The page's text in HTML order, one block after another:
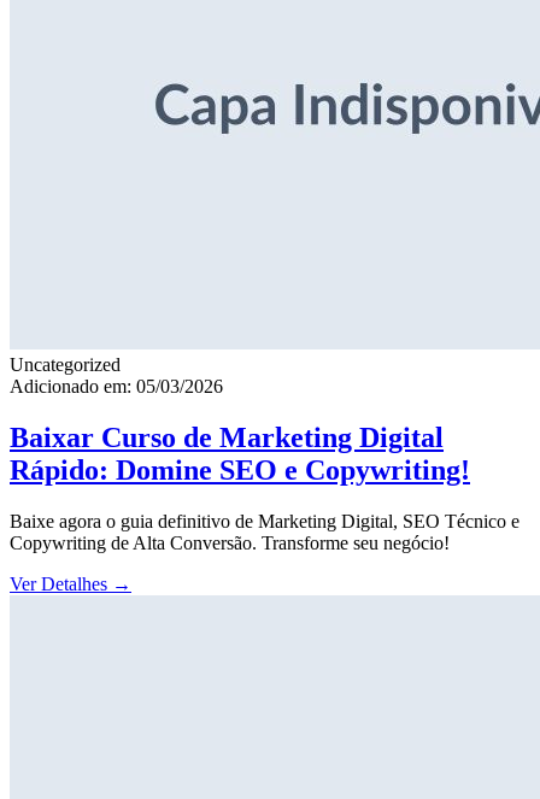
Uncategorized
Adicionado em: 05/03/2026
Baixar Curso de Marketing Digital
Rápido: Domine SEO e Copywriting!
Baixe agora o guia definitivo de Marketing Digital, SEO Técnico e
Copywriting de Alta Conversão. Transforme seu negócio!
Ver Detalhes →